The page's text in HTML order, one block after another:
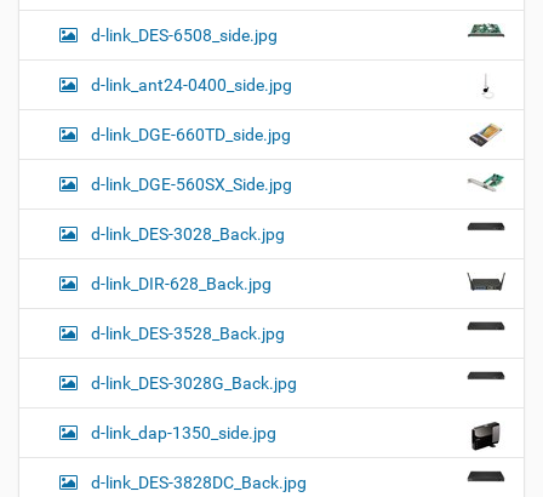
d-link_DES-6508_side.jpg
d-link_ant24-0400_side.jpg
d-link_DGE-660TD_side.jpg
d-link_DGE-560SX_Side.jpg
d-link_DES-3028_Back.jpg
d-link_DIR-628_Back.jpg
d-link_DES-3528_Back.jpg
d-link_DES-3028G_Back.jpg
d-link_dap-1350_side.jpg
d-link_DES-3828DC_Back.jpg